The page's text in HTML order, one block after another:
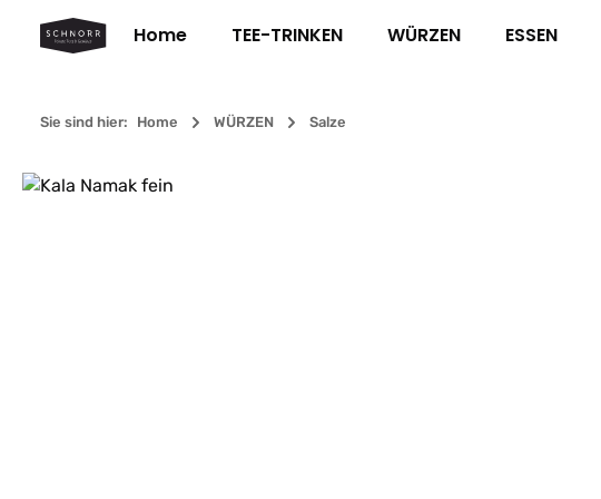
Hauptinhalt springen
Zur Suche springen
Zur Hauptnavigation springen
Home TEE-TRINKEN WÜRZEN ESSEN
Sie sind hier: Home WÜRZEN Salze
Bildergalerie überspringen